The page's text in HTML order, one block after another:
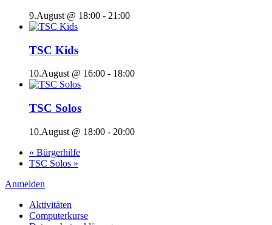
9.August @ 18:00 - 21:00
TSC Kids
10.August @ 16:00 - 18:00
TSC Solos
10.August @ 18:00 - 20:00
« Bürgerhilfe
TSC Solos »
Anmelden
Aktivitäten
Computerkurse